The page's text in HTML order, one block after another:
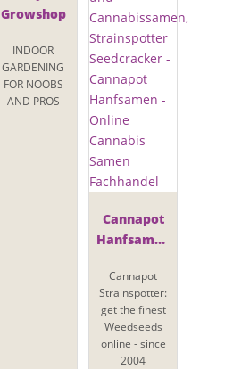
Growshop
INDOOR
GARDENING
FOR NOOBS
AND PROS
Cannapot
Hanfsamen
Cannabis
Samen
Fachhandel
Cannapot
Strainspotter:
get the finest
Weedseeds
online - since
2004